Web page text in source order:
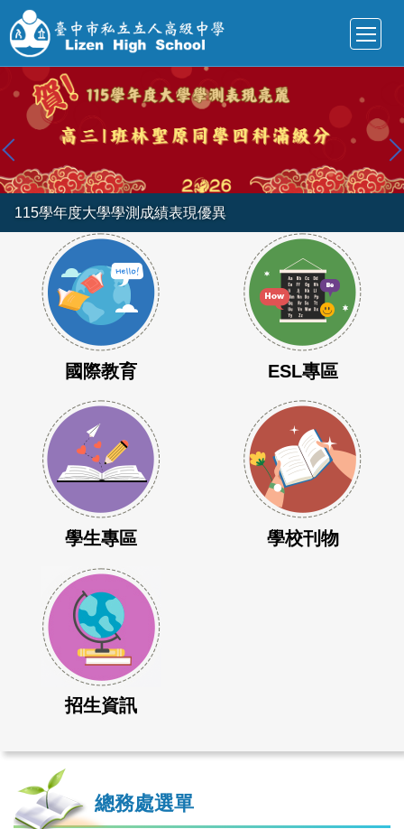
到
主
內
區
115學年度大學學測成績表現優異
國際教育 ESL專區
學生專區 學校刊物
招生資訊
總務處選單